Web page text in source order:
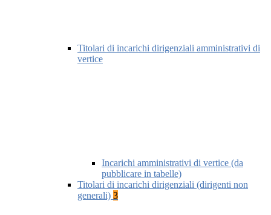
Titolari di incarichi dirigenziali amministrativi di
vertice
Incarichi amministrativi di vertice (da
pubblicare in tabelle)
Titolari di incarichi dirigenziali (dirigenti non
generali) 3